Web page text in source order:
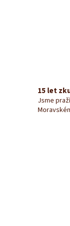
15 let
Jsme